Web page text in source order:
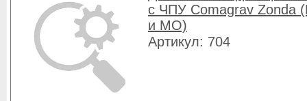
с ЧПУ Comagrav Zonda
и МО)
Артикул: 704